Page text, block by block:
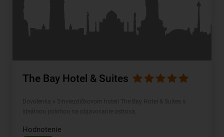
The Bay Hotel & Suites
Hodnotenie